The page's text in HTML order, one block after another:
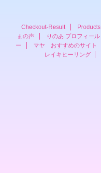
Checkout-Result Products
まの声
りのあ プロフィール
ー
マヤ おすすめのサイト
レイキヒーリング